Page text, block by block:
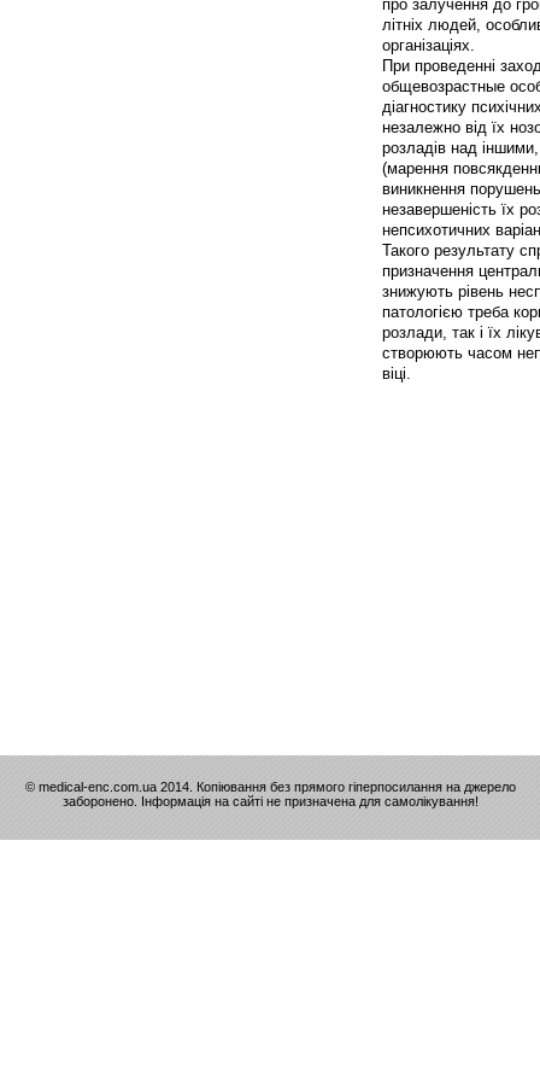
про залучення до
літніх людей,
організаціях.
При проведенні
общевозрастные
діагностику
незалежно від їх
розладів над
(марення
виникнення порушень
незавершеність їх
непсихотичних
Такого результату
призначення
знижують рівень
патологією треба
розлади, так і їх
створюють часом
віці.
© medical-enc.com.ua 2014. Копіювання без прямого гіперпосилання на джерело
заборонено. Інформація на сайті не призначена для самолікування!